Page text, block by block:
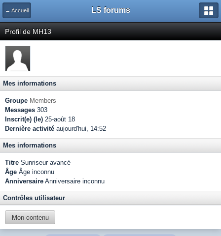
← Accueil LS forums
Profil de MH13
Mes informations
Groupe Members
Messages 303
Inscrit(e) (le) 25-août 18
Dernière activité aujourd'hui, 14:52
Mes informations
Titre Sunriseur avancé
Âge Âge inconnu
Anniversaire Anniversaire inconnu
Contrôles utilisateur
Mon contenu